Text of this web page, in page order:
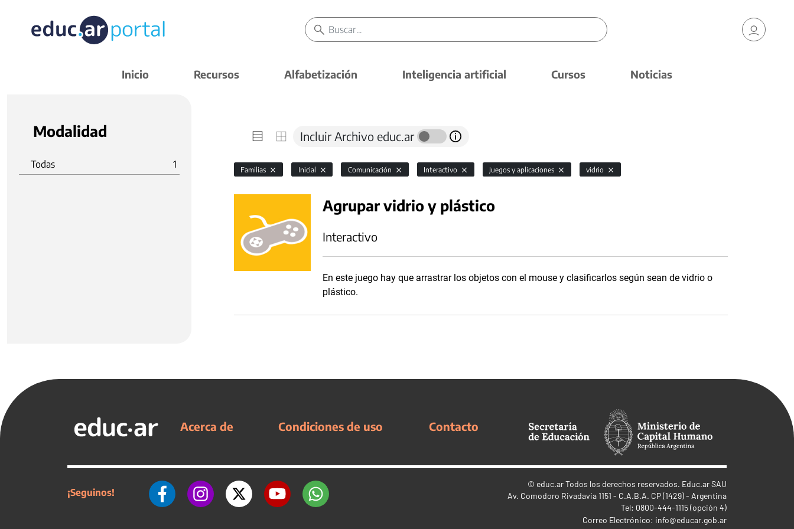
Inicio Recursos Alfabetización Inteligencia artificial Cursos Noticias
Modalidad
Todas 1
Incluir Archivo educ.ar
Familias Inicial Comunicación Interactivo Juegos y aplicaciones vidrio
Agrupar vidrio y plástico
Interactivo
En este juego hay que arrastrar los objetos con el mouse y clasificarlos según sean de vidrio o
plástico.
Acerca de Condiciones de uso Contacto
¡Seguinos!
© educ.arTodos los derechos reservados. Educ.ar SAU
Av. Comodoro Rivadavia 1151 - C.A.B.A. CP (1429) - Argentina
Tel: 0800-444-1115 (opción 4)
Correo Electrónico: info@educar.gob.ar